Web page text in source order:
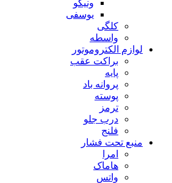
ونیکو
یوسفی
کلگی
واسطه
لوازم الکتروموتور
براکت عقب
پایه
پروانه باد
پوسته
ترمز
درب جلو
فلنج
منبع تحت فشار
امرا
هاماک
واتس